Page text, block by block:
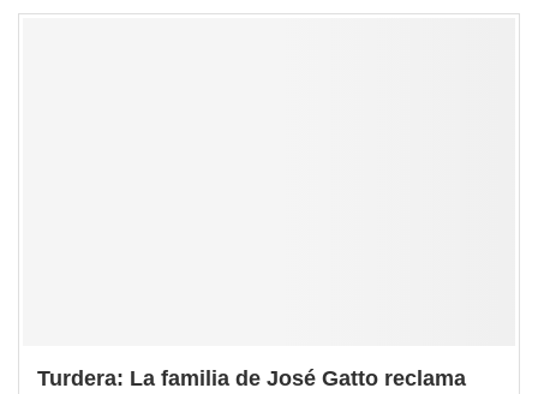
Turdera: La familia de José Gatto reclama